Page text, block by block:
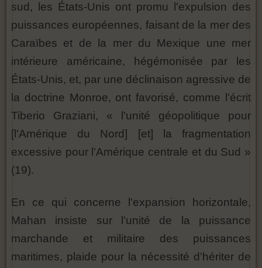
sud, les États-Unis ont promu l'expulsion des
puissances européennes, faisant de la mer des
Caraïbes et de la mer du Mexique une mer
intérieure américaine, hégémonisée par les
États-Unis, et, par une déclinaison agressive de
la doctrine Monroe, ont favorisé, comme l'écrit
Tiberio Graziani, « l'unité géopolitique pour
[l'Amérique du Nord] [et] la fragmentation
excessive pour l'Amérique centrale et du Sud »
(19).
En ce qui concerne l'expansion horizontale,
Mahan insiste sur l'unité de la puissance
marchande et militaire des puissances
maritimes, plaide pour la nécessité d'hériter de